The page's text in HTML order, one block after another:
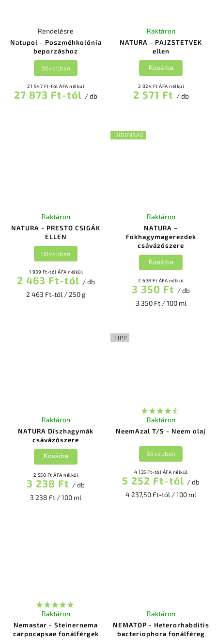
Natupol - Poszméhkolónia
beporzáshoz
Rendelésre
21 947 Ft-tól ÁFA nélkül
27 873 Ft-tól / db
Bővebben
NATURA - PAJZSTETVEK
ellen
Raktáron
2 024 Ft ÁFA nélkül
2 571 Ft / db
Kosárba
NATURA - PRESTO CSIGÁK
ELLEN
Raktáron
1 939 Ft-tól ÁFA nélkül
2 463 Ft-tól / db
2 463 Ft-tól / 250 g
Bővebben
ÚJDONSÁG
NATURA –
Fokhagymagerezdek
csávázószere
Raktáron
2 638 Ft ÁFA nélkül
3 350 Ft / db
3 350 Ft / 100 ml
Kosárba
NATURA Díszhagymák
csávázószere
Raktáron
2 550 Ft ÁFA nélkül
3 238 Ft / db
3 238 Ft / 100 ml
Kosárba
TIPP
NeemAzal T/S - Neem olaj
Raktáron
4 135 Ft-tól ÁFA nélkül
5 252 Ft-tól / db
4 237,50 Ft-tól / 100 ml
Bővebben
Nemastar - Steinernema
carpocapsae fonálférgek
Raktáron
NEMATOP - Heterorhabditis
bacteriophora fonálféreg
Raktáron